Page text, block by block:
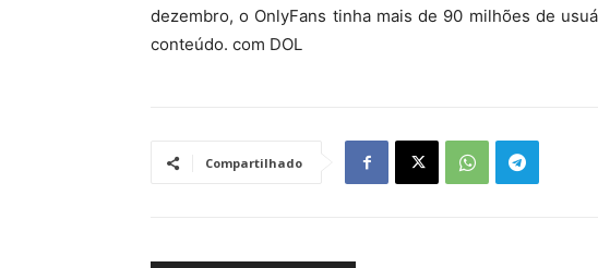
dezembro, o OnlyFans tinha mais de 90 milhões de
conteúdo. com DOL
Compartilhado